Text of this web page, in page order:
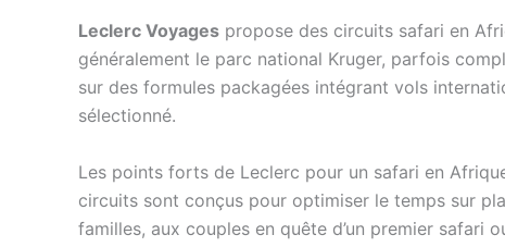
Leclerc Voyages propose des circuits safari en
généralement le parc national Kruger, parfois
sur des formules packagées intégrant vols
sélectionné.
Les points forts de Leclerc pour un safari en
circuits sont conçus pour optimiser le temps sur
familles, aux couples en quête d’un premier safari